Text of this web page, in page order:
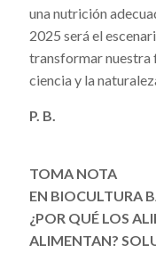
una nutrición
2025 será el
transformar nuestra
ciencia y la
P. B.
TOMA NOTA
EN BIOCULTURA
¿POR QUÉ LOS
ALIMENTAN?